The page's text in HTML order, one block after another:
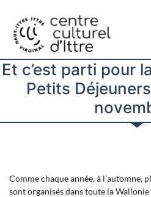
Et c’est parti pour
Petits
Comme chaque année, à l’automne,
sont organisés dans toute la